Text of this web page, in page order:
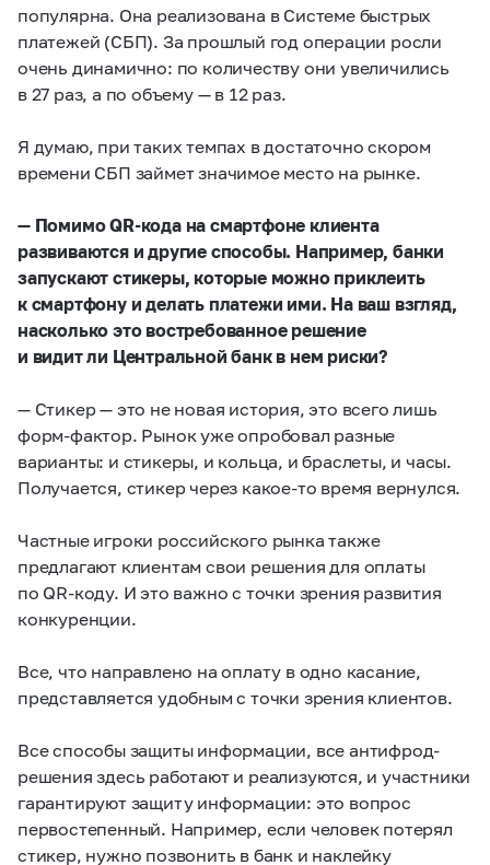
популярна. Она реализована в Системе быстрых
платежей (СБП). За прошлый год операции росли
очень динамично: по количеству они увеличились
в 27 раз, а по объему — в 12 раз.
Я думаю, при таких темпах в достаточно скором
времени СБП займет значимое место на рынке.
— Помимо QR-кода на смартфоне клиента
развиваются и другие способы. Например, банки
запускают стикеры, которые можно приклеить
к смартфону и делать платежи ими. На ваш взгляд,
насколько это востребованное решение
и видит ли Центральной банк в нем риски?
— Стикер — это не новая история, это всего лишь
форм-фактор. Рынок уже опробовал разные
варианты: и стикеры, и кольца, и браслеты, и часы.
Получается, стикер через какое-то время вернулся.
Частные игроки российского рынка также
предлагают клиентам свои решения для оплаты
по QR-коду. И это важно с точки зрения развития
конкуренции.
Все, что направлено на оплату в одно касание,
представляется удобным с точки зрения клиентов.
Все способы защиты информации, все антифрод-
решения здесь работают и реализуются, и участники
гарантируют защиту информации: это вопрос
первостепенный. Например, если человек потерял
стикер, нужно позвонить в банк и наклейку